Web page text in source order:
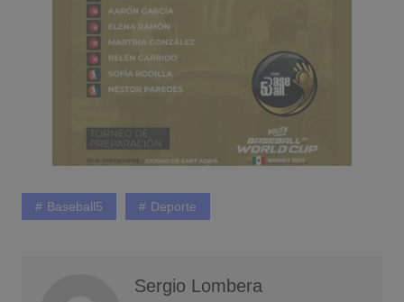
Baseball5 Deporte
Sergio Lombera